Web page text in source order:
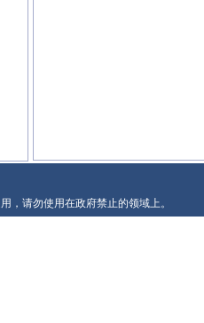
，请勿使用在政府禁止的领域上。